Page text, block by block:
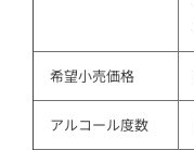
希望小売価格
アルコール度数